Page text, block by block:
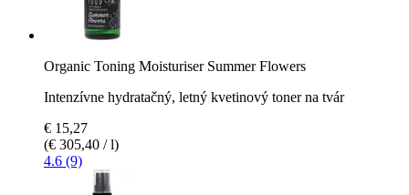
Organic Toning Moisturiser Summer Flowers
Intenzívne hydratačný, letný kvetinový toner na tvár
€ 15,27
(€ 305,40 / l)
4.6 (9)